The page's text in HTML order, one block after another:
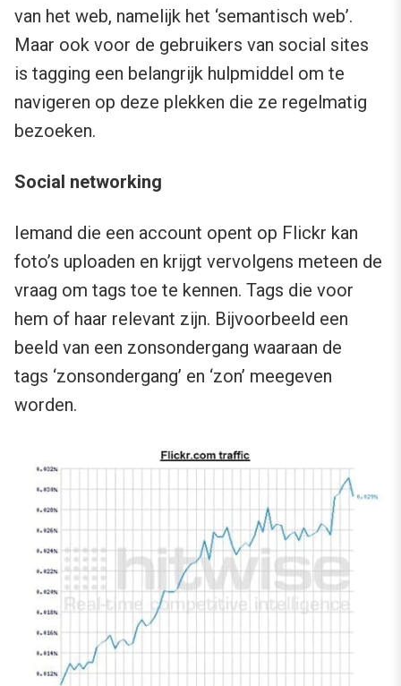
van het web, namelijk het ‘semantisch web’.
Maar ook voor de gebruikers van social sites
is tagging een belangrijk hulpmiddel om te
navigeren op deze plekken die ze regelmatig
bezoeken.
Social networking
Iemand die een account opent op Flickr kan
foto’s uploaden en krijgt vervolgens meteen de
vraag om tags toe te kennen. Tags die voor
hem of haar relevant zijn. Bijvoorbeeld een
beeld van een zonsondergang waaraan de
tags ‘zonsondergang’ en ‘zon’ meegeven
worden.